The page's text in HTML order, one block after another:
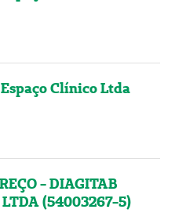
Clínico Ltda
- DIAGITAB
LTDA (54003267-5)